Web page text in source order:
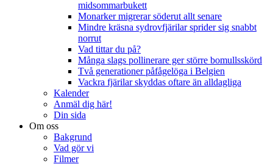
midsommarbukett
Monarker migrerar söderut allt senare
Mindre kräsna sydrovfjärilar sprider sig snabbt
norrut
Vad tittar du på?
Många slags pollinerare ger större bomullsskörd
Två generationer påfågelöga i Belgien
Vackra fjärilar skyddas oftare än alldagliga
Kalender
Anmäl dig här!
Din sida
Om oss
Bakgrund
Vad gör vi
Filmer